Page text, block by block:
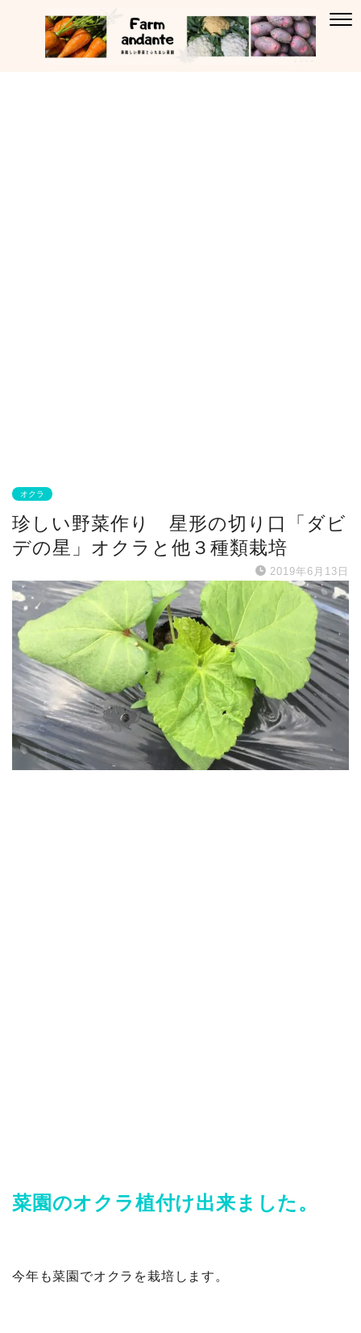
オクラ
珍しい野菜作り 星形の切り口「ダビ
デの星」オクラと他３種類栽培
2019年6月13日
菜園のオクラ植付け出来ました。
今年も菜園でオクラを栽培します。